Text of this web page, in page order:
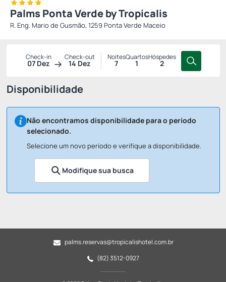
Palms Ponta Verde by Tropicalis
R. Eng. Mario de Gusmão, 1259 Ponta Verde Maceio
Check-in
07 Dez
Check-out
14 Dez
Noites
7
Quartos
1
Hóspedes
2
Disponibilidade
Não encontramos disponibilidade para o período
selecionado.
Selecione um novo período e verifique a disponibilidade.
Modifique sua busca
palms.reservas@tropicalishotel.com.br
(82) 3512-0927